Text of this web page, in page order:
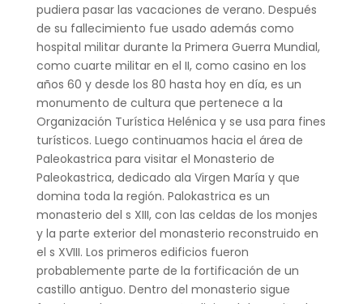
pudiera pasar las vacaciones de verano. Después
de su fallecimiento fue usado además como
hospital militar durante la Primera Guerra Mundial,
como cuarte militar en el II, como casino en los
años 60 y desde los 80 hasta hoy en día, es un
monumento de cultura que pertenece a la
Organización Turística Helénica y se usa para fines
turísticos. Luego continuamos hacia el área de
Paleokastrica para visitar el Monasterio de
Paleokastrica, dedicado ala Virgen María y que
domina toda la región. Palokastrica es un
monasterio del s XIII, con las celdas de los monjes
y la parte exterior del monasterio reconstruido en
el s XVIII. Los primeros edificios fueron
probablemente parte de la fortificación de un
castillo antiguo. Dentro del monasterio sigue